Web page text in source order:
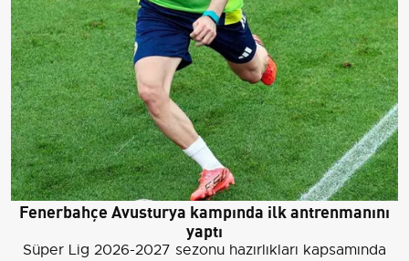
Fenerbahçe Avusturya kampında ilk antrenmanını
yaptı
Süper Lig 2026-2027 sezonu hazırlıkları kapsamında